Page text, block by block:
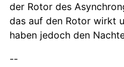
der Rotor des
das auf den Rotor wirkt
haben jedoch den
--